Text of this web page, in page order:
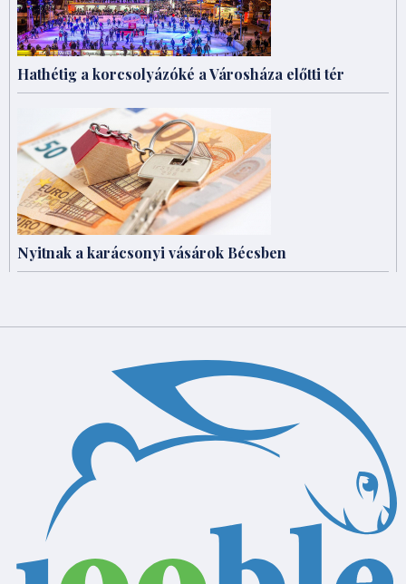
Hathétig a korcsolyázóké a Városháza előtti tér
Nyitnak a karácsonyi vásárok Bécsben